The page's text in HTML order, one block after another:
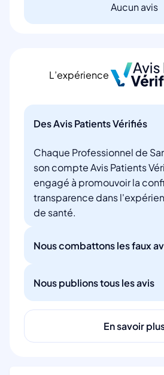
Aucun avis
L’expérience
Des Avis Patients Vérifiés
Chaque Professionnel de
son compte Avis Patients
engagé à promouvoir la
transparence dans
de santé.
Nous combattons les faux
Nous publions tous les avis
En savoir